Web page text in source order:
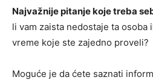
Najvažnije pitanje koje treba
li vam zaista nedostaje ta osoba
vreme koje ste zajedno proveli?
Moguće je da ćete saznati